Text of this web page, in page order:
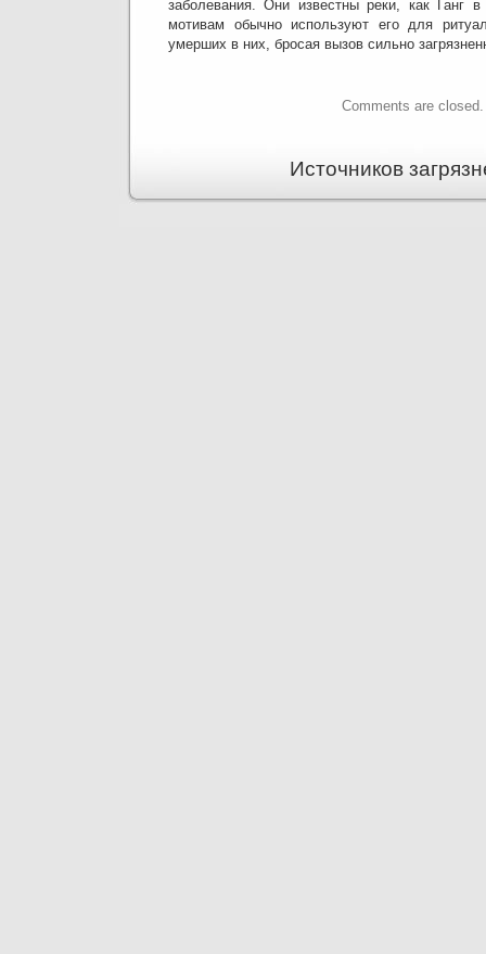
заболевания. Они известны реки, как Ганг
мотивам обычно используют его для
умерших в них, бросая вызов сильно
Comments are closed.
Источников